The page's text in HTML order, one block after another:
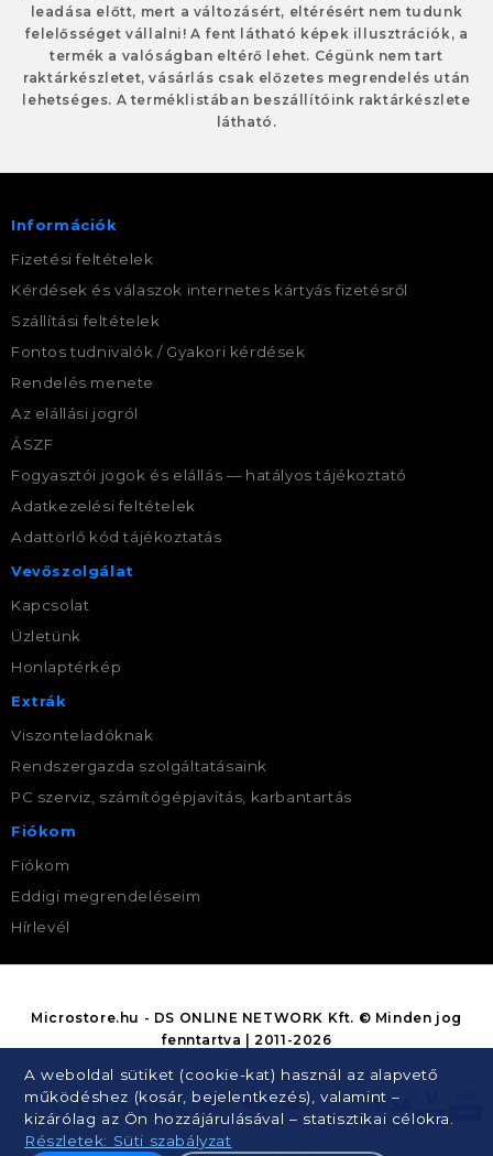
leadása előtt, mert a változásért, eltérésért nem tudunk
felelősséget vállalni! A fent látható képek illusztrációk, a
termék a valóságban eltérő lehet. Cégünk nem tart
raktárkészletet, vásárlás csak előzetes megrendelés után
lehetséges. A terméklistában beszállítóink raktárkészlete
látható.
Információk
Fizetési feltételek
Kérdések és válaszok internetes kártyás fizetésről
Szállítási feltételek
Fontos tudnivalók / Gyakori kérdések
Rendelés menete
Az elállási jogról
ÁSZF
Fogyasztói jogok és elállás — hatályos tájékoztató
Adatkezelési feltételek
Adattörlő kód tájékoztatás
Vevőszolgálat
Kapcsolat
Üzletünk
Honlaptérkép
Extrák
Viszonteladóknak
Rendszergazda szolgáltatásaink
PC szerviz, számítógépjavítás, karbantartás
Fiókom
Fiókom
Eddigi megrendeléseim
Hírlevél
A weboldal sütiket (cookie-kat) használ az alapvető
működéshez (kosár, bejelentkezés), valamint –
kizárólag az Ön hozzájárulásával – statisztikai célokra.
Részletek: Süti szabályzat
Microstore.hu - DS ONLINE NETWORK Kft. © Minden jog
fenntartva | 2011-2026